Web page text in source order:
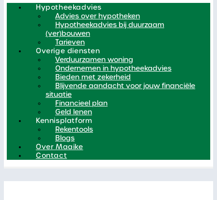
Hypotheekadvies
Advies over hypotheken
Hypotheekadvies bij duurzaam
(ver)bouwen
Tarieven
Overige diensten
Verduurzamen woning
Ondernemen in hypotheekadvies
Bieden met zekerheid
Blijvende aandacht voor jouw financiële
situatie
Financieel plan
Geld lenen
Kennisplatform
Rekentools
Blogs
Over Maaike
Contact